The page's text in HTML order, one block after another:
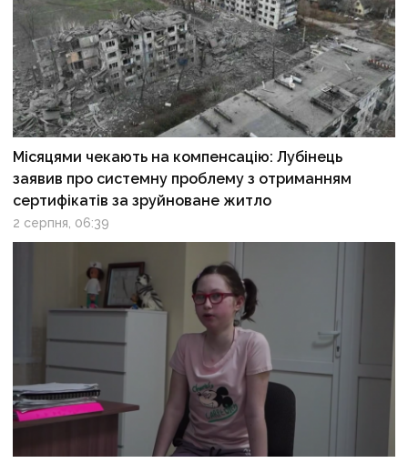
Місяцями чекають на компенсацію: Лубінець
заявив про системну проблему з отриманням
сертифікатів за зруйноване житло
2 серпня, 06:39